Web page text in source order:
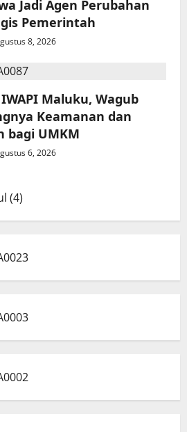
Jadi Agen Perubahan
Pemerintah
8, 2026
Maluku, Wagub
Keamanan dan
bagi UMKM
6, 2026